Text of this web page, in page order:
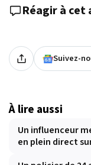
Réagir à cet
Suivez-
À lire aussi
Un influenceur
en plein direct